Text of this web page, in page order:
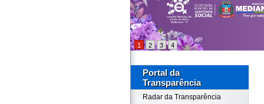
1 2 3 4
Portal da
Transparência
Radar da Transparência